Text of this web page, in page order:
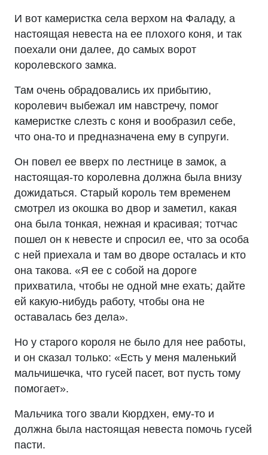
И вот камеристка села верхом на Фаладу, а
настоящая невеста на ее плохого коня, и так
поехали они далее, до самых ворот
королевского замка.
Там очень обрадовались их прибытию,
королевич выбежал им навстречу, помог
камеристке слезть с коня и вообразил себе,
что она-то и предназначена ему в супруги.
Он повел ее вверх по лестнице в замок, а
настоящая-то королевна должна была внизу
дожидаться. Старый король тем временем
смотрел из окошка во двор и заметил, какая
она была тонкая, нежная и красивая; тотчас
пошел он к невесте и спросил ее, что за особа
с ней приехала и там во дворе осталась и кто
она такова. «Я ее с собой на дороге
прихватила, чтобы не одной мне ехать; дайте
ей какую-нибудь работу, чтобы она не
оставалась без дела».
Но у старого короля не было для нее работы,
и он сказал только: «Есть у меня маленький
мальчишечка, что гусей пасет, вот пусть тому
помогает».
Мальчика того звали Кюрдхен, ему-то и
должна была настоящая невеста помочь гусей
пасти.